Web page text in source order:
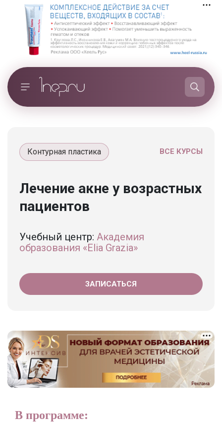
ВСЕ КУРСЫ
Контурная пластика
Лечение акне у возрастных
пациентов
Учебный центр: Академия
образования «Elia Grazia»
ЗАПИСАТЬСЯ
В программе: